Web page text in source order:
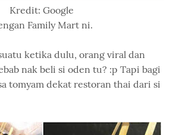
Kredit: Google
Family Mart ni.
ketika dulu, orang viral dan
nak beli si oden tu? :p Tapi bagi
tomyam dekat restoran thai dari si